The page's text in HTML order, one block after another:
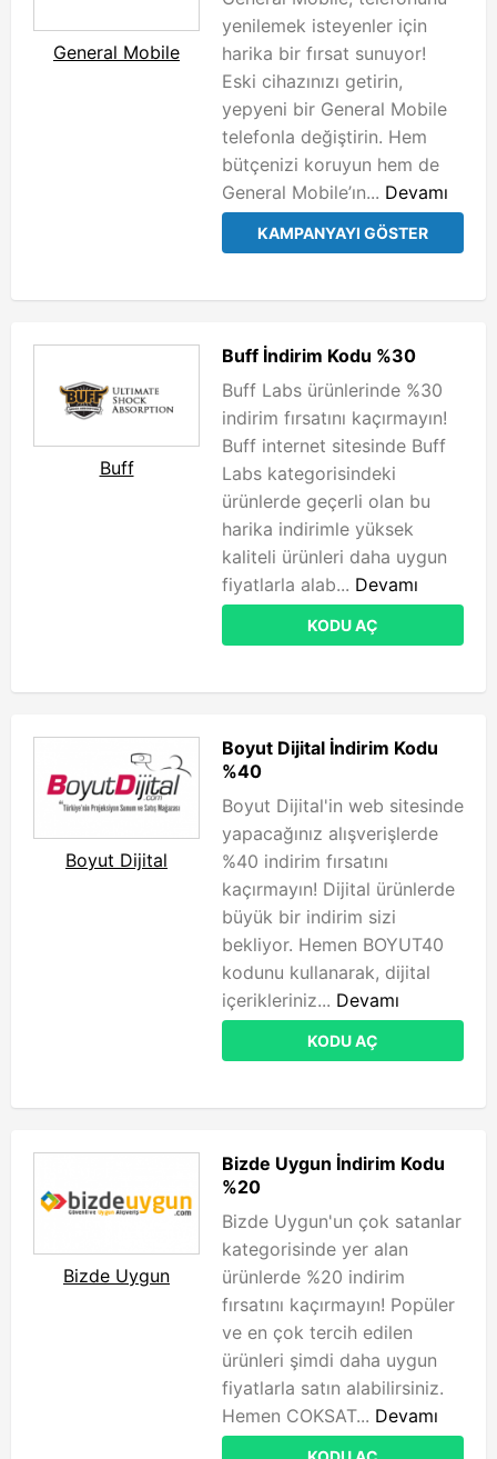
General Mobile
yenilemek isteyenler için
harika bir fırsat sunuyor!
Eski cihazınızı getirin,
yepyeni bir General Mobile
telefonla değiştirin. Hem
bütçenizi koruyun hem de
General Mobile’ın... Devamı
KAMPANYAYI GÖSTER
Buff
Buff İndirim Kodu %30
Buff Labs ürünlerinde %30
indirim fırsatını kaçırmayın!
Buff internet sitesinde Buff
Labs kategorisindeki
ürünlerde geçerli olan bu
harika indirimle yüksek
kaliteli ürünleri daha uygun
fiyatlarla alab... Devamı
KODU AÇ
Boyut Dijital
Boyut Dijital İndirim Kodu
%40
Boyut Dijital'in web sitesinde
yapacağınız alışverişlerde
%40 indirim fırsatını
kaçırmayın! Dijital ürünlerde
büyük bir indirim sizi
bekliyor. Hemen BOYUT40
kodunu kullanarak, dijital
içerikleriniz... Devamı
KODU AÇ
Bizde Uygun
Bizde Uygun İndirim Kodu
%20
Bizde Uygun'un çok satanlar
kategorisinde yer alan
ürünlerde %20 indirim
fırsatını kaçırmayın! Popüler
ve en çok tercih edilen
ürünleri şimdi daha uygun
fiyatlarla satın alabilirsiniz.
Hemen COKSAT... Devamı